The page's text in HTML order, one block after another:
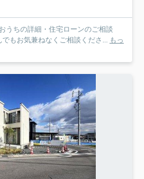
うちの詳細・住宅ローンのご相談
もお気兼ねなくご相談くださ... もっ